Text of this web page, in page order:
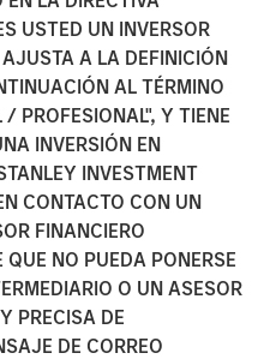
USTED UN INVERSOR
A LA DEFINICIÓN
AL TÉRMINO
PROFESIONAL", Y TIENE
INVERSIÓN EN
INVESTMENT
CONTACTO CON UN
FINANCIERO
NO PUEDA PONERSE
O UN ASESOR
PRECISA DE
DE CORREO
and
Present
Valuation